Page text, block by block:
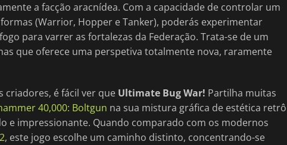
a facção aracnídea. Com a capacidade de controlar um
(Warrior, Hopper e Tanker), poderás experimentar
para varrer as fortalezas da Federação. Trata-se de um
que oferece uma perspetiva totalmente nova, raramente
criadores, é fácil ver que Ultimate Bug War! Partilha muitas
40,000: Boltgun na sua mistura gráfica de estética retrô
e impressionante. Quando comparado com os modernos
, este jogo escolhe um caminho distinto, concentrando-se